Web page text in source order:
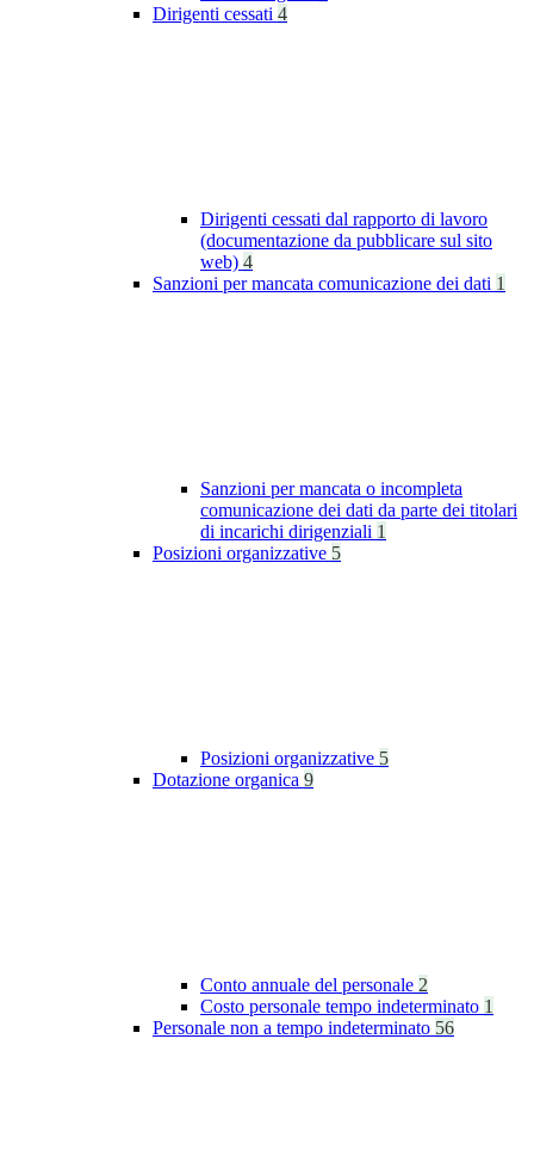
Dirigenti cessati 4
Dirigenti cessati dal rapporto di lavoro
(documentazione da pubblicare sul sito
web) 4
Sanzioni per mancata comunicazione dei dati 1
Sanzioni per mancata o incompleta
comunicazione dei dati da parte dei titolari
di incarichi dirigenziali 1
Posizioni organizzative 5
Posizioni organizzative 5
Dotazione organica 9
Conto annuale del personale 2
Costo personale tempo indeterminato 1
Personale non a tempo indeterminato 56